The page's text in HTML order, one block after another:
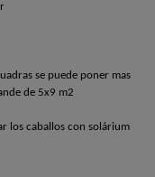
se puede poner mas
de 5x9 m2
los caballos con solárium